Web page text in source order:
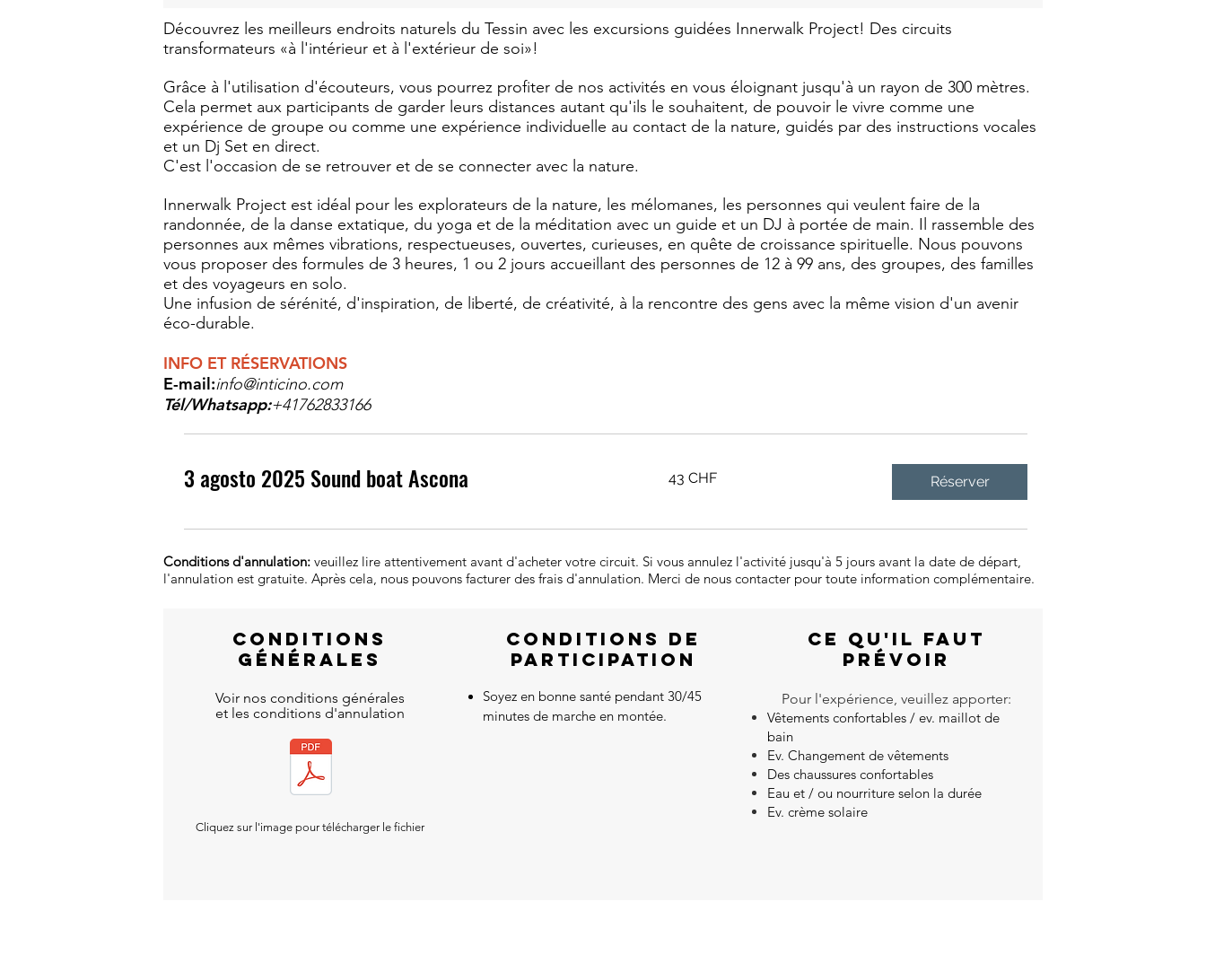
Découvrez les meilleurs endroits naturels du Tessin avec les excursions guidées Innerwalk Project! Des circuits
transformateurs «à l'intérieur et à l'extérieur de soi»!
Grâce à l'utilisation d'écouteurs, vous pourrez profiter de nos activités en vous éloignant jusqu'à un rayon de 300 mètres.
Cela permet aux participants de garder leurs distances autant qu'ils le souhaitent, de pouvoir le vivre comme une
expérience de groupe ou comme une expérience individuelle au contact de la nature, guidés par des instructions vocales
et un Dj Set en direct.
C'est l'occasion de se retrouver et de se connecter avec la nature.
Innerwalk Project est idéal pour les explorateurs de la nature, les mélomanes, les personnes qui veulent faire de la
randonnée, de la danse extatique, du yoga et de la méditation avec un guide et un DJ à portée de main. Il rassemble des
personnes aux mêmes vibrations, respectueuses, ouvertes, curieuses, en quête de croissance spirituelle. Nous pouvons
vous proposer des formules de 3 heures, 1 ou 2 jours accueillant des personnes de 12 à 99 ans, des groupes, des familles
et des voyageurs en solo.
Une infusion de sérénité, d'inspiration, de liberté, de créativité, à la rencontre des gens avec la même vision d'un avenir
éco-durable.
INFO ET RÉSERVATIONS
E-mail:info@inticino.com
Tél/Whatsapp:+41762833166
3 agosto 2025 Sound boat Ascona
francs
suisses
43 CHF Réserver
Conditions d'annulation: veuillez lire attentivement avant d'acheter votre circuit. Si vous annulez l'activité jusqu'à 5 jours avant la date de départ,
l'annulation est gratuite. Après cela, nous pouvons facturer des frais d'annulation. Merci de nous contacter pour toute information complémentaire.
CONDITIONS
GÉNÉRALES
Voir nos conditions générales
et les conditions d'annulation
Cliquez sur l'image pour télécharger le fichier
CONDITIONS DE
PARTICIPATION
Soyez en bonne santé pendant 30/45
minutes de marche en montée.
CE QU'IL FAUT
prévoir
Pour l'expérience, veuillez apporter:
Vêtements confortables / ev. maillot de
bain
Ev. Changement de vêtements
Des chaussures confortables
Eau et / ou nourriture selon la durée
Ev. crème solaire